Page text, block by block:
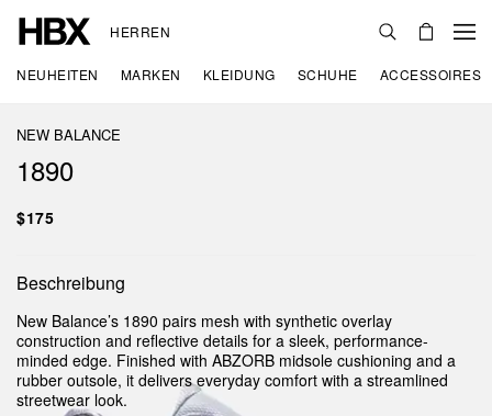
HERREN
NEUHEITEN MARKEN KLEIDUNG SCHUHE ACCESSOIRES
NEW BALANCE
1890
$175
Beschreibung
New Balance’s 1890 pairs mesh with synthetic overlay
construction and reflective details for a sleek, performance-
minded edge. Finished with ABZORB midsole cushioning and a
rubber outsole, it delivers everyday comfort with a streamlined
streetwear look.